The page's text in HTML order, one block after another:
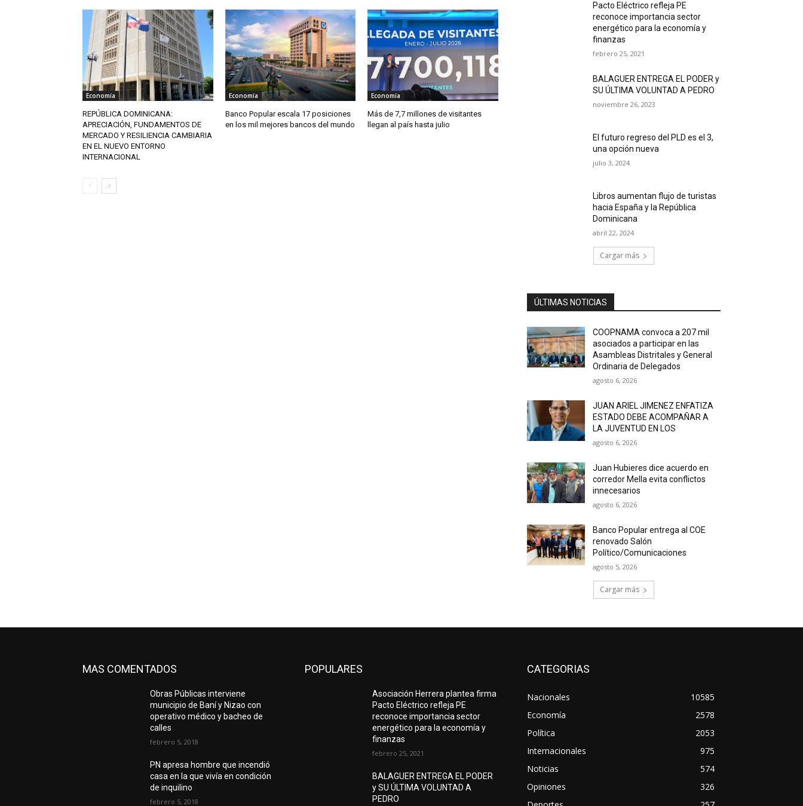
Economía
REPÚBLICA DOMINICANA:
APRECIACIÓN, FUNDAMENTOS DE
MERCADO Y RESILIENCIA CAMBIARIA
EN EL NUEVO ENTORNO
INTERNACIONAL
Economía
Banco Popular escala 17 posiciones
en los mil mejores bancos del mundo
Economía
Más de 7,7 millones de visitantes
llegan al país hasta julio
Pacto Eléctrico refleja PE
reconoce importancia sector
energético para la economía y
finanzas
febrero 25, 2021
BALAGUER ENTREGA EL PODER y
SU ÚLTIMA VOLUNTAD A PEDRO
noviembre 26, 2023
El futuro regreso del PLD es el 3,
una opción nueva
julio 3, 2024
Libros aumentan flujo de turistas
hacia España y la República
Dominicana
abril 22, 2024
Cargar más
ÚLTIMAS NOTICIAS
COOPNAMA convoca a 207 mil
asociados a participar en las
Asambleas Distritales y General
Ordinaria de Delegados
agosto 6, 2026
JUAN ARIEL JIMENEZ ENFATIZA
ESTADO DEBE ACOMPAÑAR A
LA JUVENTUD EN LOS
agosto 6, 2026
Juan Hubieres dice acuerdo en
corredor Mella evita conflictos
innecesarios
agosto 6, 2026
Banco Popular entrega al COE
renovado Salón
Político/Comunicaciones
agosto 5, 2026
Cargar más
MAS COMENTADOS
Obras Públicas interviene
municipio de Baní y Nizao con
operativo médico y bacheo de
calles
febrero 5, 2018
PN apresa hombre que incendió
casa en la que vivía en condición
de inquilino
febrero 5, 2018
POPULARES
Asociación Herrera plantea firma
Pacto Eléctrico refleja PE
reconoce importancia sector
energético para la economía y
finanzas
febrero 25, 2021
BALAGUER ENTREGA EL PODER
y SU ÚLTIMA VOLUNTAD A
PEDRO
CATEGORIAS
Nacionales
10585
Economía
2578
Política
2053
Internacionales
975
Noticias
574
Opiniones
326